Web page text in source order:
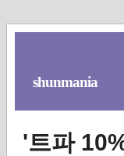
shunmania
'트파